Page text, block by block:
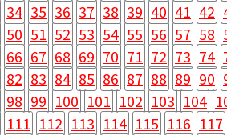
34 35 36 37 38 39 40 41 42
50 51 52 53 54 55 56 57 58
66 67 68 69 70 71 72 73 74
82 83 84 85 86 87 88 89 90
98 99 100 101 102 103 104
111 112 113 114 115 116 117